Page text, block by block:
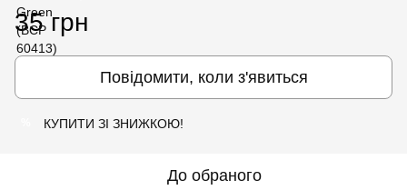
35 грн
Повідомити, коли з'явиться
КУПИТИ ЗІ ЗНИЖКОЮ!
До обраного